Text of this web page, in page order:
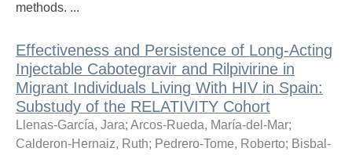
methods. ...
Effectiveness and Persistence of Long-Acting
Injectable Cabotegravir and Rilpivirine in
Migrant Individuals Living With HIV in Spain:
Substudy of the RELATIVITY Cohort
Llenas-García, Jara; Arcos-Rueda, María-del-Mar;
Calderon-Hernaiz, Ruth; Pedrero-Tome, Roberto; Bisbal-